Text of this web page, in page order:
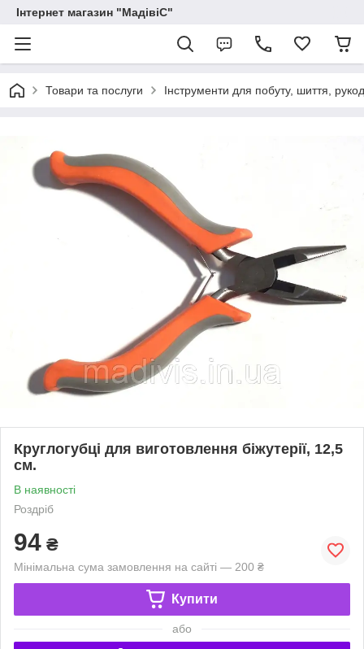
Інтернет магазин "МадівіС"
Товари та послуги Інструменти для побуту, шиття,
Круглогубці для виготовлення біжутерії, 12,5
см.
В наявності
Роздріб
94 ₴
Мінімальна сума замовлення на сайті — 200 ₴
Купити
або